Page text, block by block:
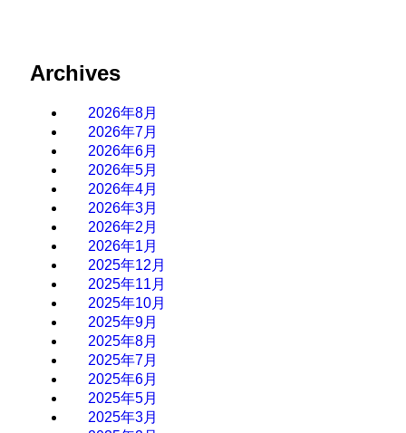
Archives
2026年8月
2026年7月
2026年6月
2026年5月
2026年4月
2026年3月
2026年2月
2026年1月
2025年12月
2025年11月
2025年10月
2025年9月
2025年8月
2025年7月
2025年6月
2025年5月
2025年3月